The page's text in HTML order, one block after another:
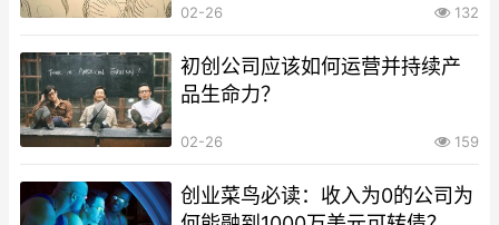
02-26 132
初创公司应该如何运营并持续产
品生命力？
02-26 159
创业菜鸟必读：收入为0的公司为